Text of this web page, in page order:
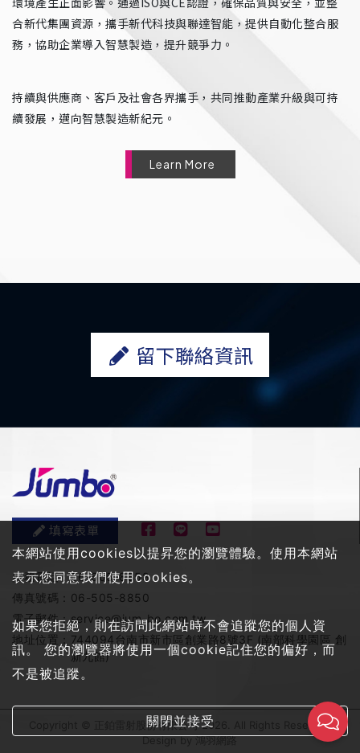
合新代集團資源，攜手新代科技與聯達智能，提供自動化整合服
務，協助企業導入智慧製造，提升競爭力。
持續與供應商、客戶及社會各界攜手，共同推動產業升級與可持
續發展，邁向智慧製造新紀元。
Learn More
留下聯絡資訊
填寫表單
服務電話：06-505-8858
傳真號碼： 06-505-8850
電子郵件：service@jum-bo.com.tw
地址位置： 744094台南市新市區創業路8號3F (南部科學園區 創
新九館)
Copyright © 正鉑雷射股份有限公司 2026. All Rights Reserved
Design by鴻羽網路
本網站使用cookies以提昇您的瀏覽體驗。使用本網站
表示您同意我們使用cookies。
如果您拒絕，則在訪問此網站時不會追蹤您的個人資
訊。 您的瀏覽器將使用一個cookie記住您的偏好，而
不是被追蹤。
關閉並接受